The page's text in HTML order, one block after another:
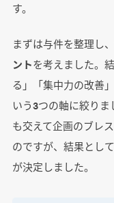
す。
まずは与件を整理し、
ントを考えました。
る」「集中力の改善
いう3つの軸に絞り
も交えて企画のブレ
のですが、結果とし
が決定しました。